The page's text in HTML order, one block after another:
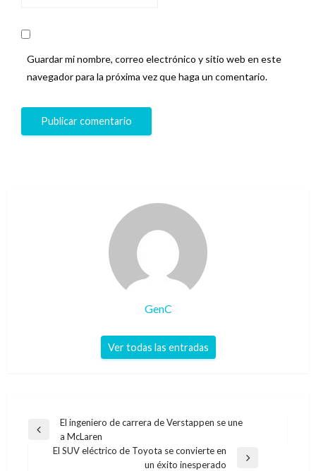
Guardar mi nombre, correo electrónico y sitio web en este
navegador para la próxima vez que haga un comentario.
GenC
Ver todas las entradas
Navegación
Entrada
anterior
El ingeniero de carrera de Verstappen se une
a McLaren
El SUV eléctrico de Toyota se convierte en
un éxito inesperado